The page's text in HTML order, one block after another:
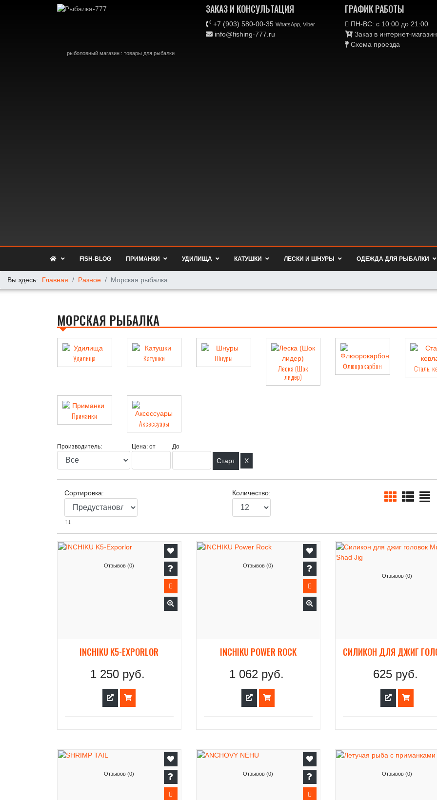
рыболовный магазин : товары для рыбалки
ЗАКАЗ И КОНСУЛЬТАЦИЯ
+7 (903) 580-00-35‬ WhatsApp, Viber
info@fishing-777.ru
ГРАФИК РАБОТЫ
ПН-ВС: с 10:00 до 21:00
Заказ в интернет-
Схема проезда
FISH-BLOG ПРИМАНКИ УДИЛИЩА КАТУШКИ ЛЕСКИ И ШНУРЫ ОДЕЖДА ДЛЯ РЫБАЛКИ
Вы здесь: Главная Разное Морская рыбалка
МОРСКАЯ РЫБАЛКА
Удилища Катушки
Шнуры
Леска (Шок
лидер)
Флюорокарбон Сталь,
Приманки
Аксессуары
Производитель: Цена: от До
X
Сортировка:
↑↓
Количество:
Отзывов (0)
INCHIKU K5-EXPORLOR
1 250 руб.
Отзывов (0)
INCHIKU POWER ROCK
1 062 руб.
Отзывов (0)
625 руб.
Отзывов (0) Отзывов (0) Отзывов (0)